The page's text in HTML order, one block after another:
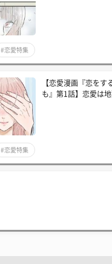
#恋愛特集
【恋愛漫画『恋をす
も』第1話】恋愛は地
#恋愛特集